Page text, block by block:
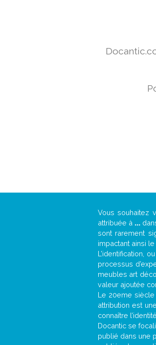
Vous souhaitez
attribuée à ...
sont rarement
impactant ainsi
L’identification,
processus
meubles art
valeur ajoutée
Le 20eme
attribution est
connaître
Docantic se
publié dans une